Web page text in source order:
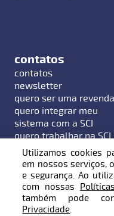
contatos
contatos
newsletter
quero ser uma revenda
quero integrar meu
sistema com a SCI
quero trabalhar na SCI
Endereço: Rua
Retiro - Blumenau /
Utilizamos cookies
em nossos serviços,
e segurança. Ao
com nossas
também pode
Privacidade.